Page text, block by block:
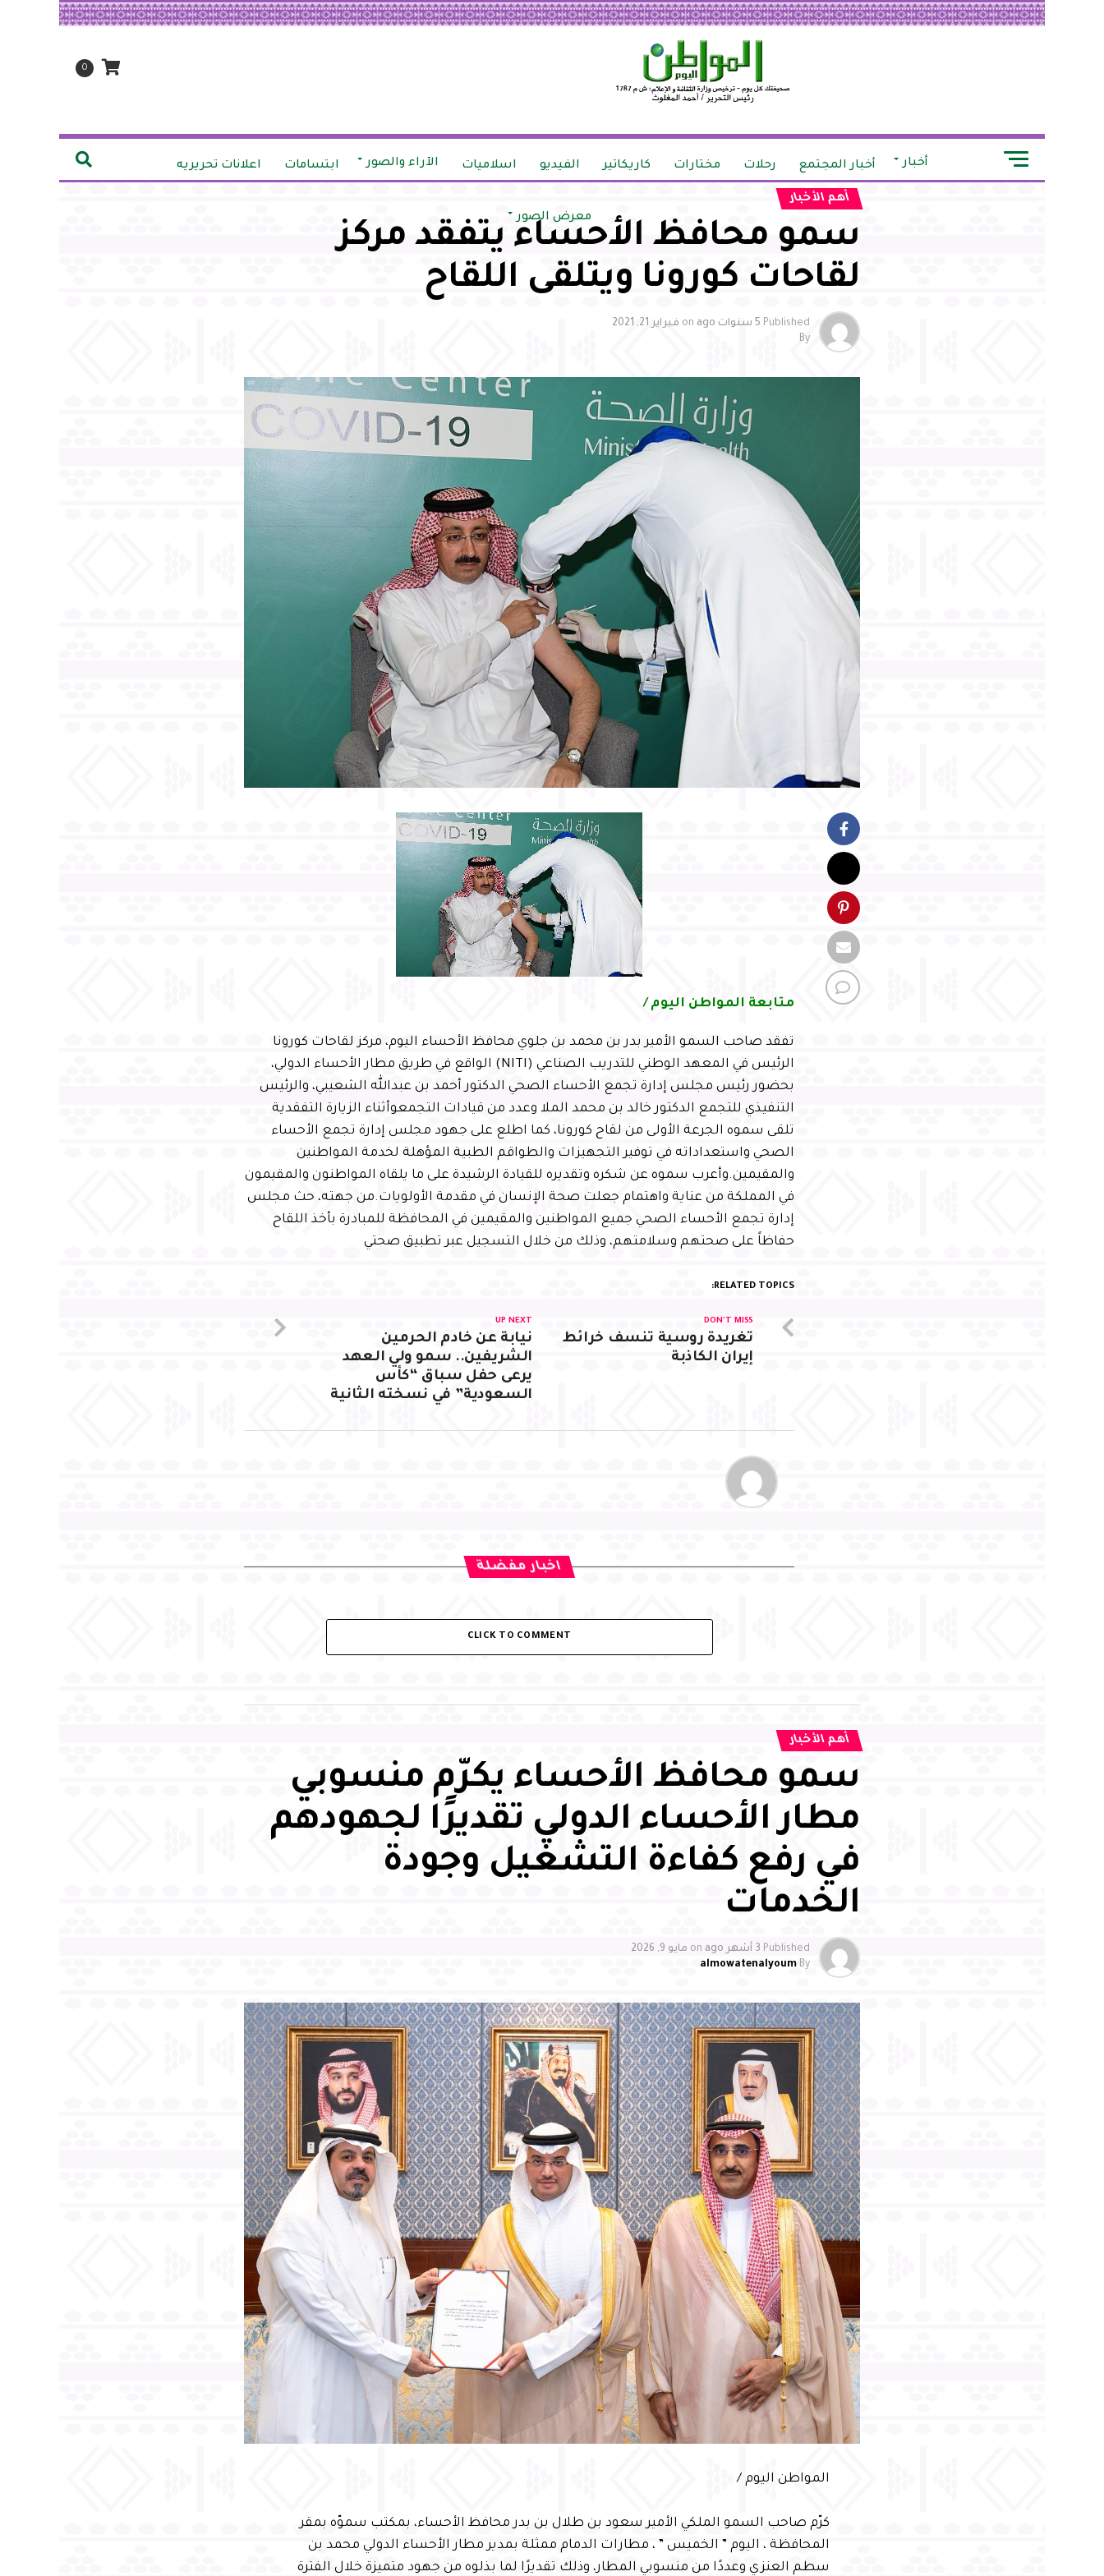
0
أخبار أخبار المجتمع رحلات مختارات كاريكاتير الفيديو اسلاميات الآراء والصور ابتسامات اعلانات تحريريه
معرض الصور
أهم الأخبار
سمو محافظ الأحساء يتفقد مركز
لقاحات كورونا ويتلقى اللقاح
Published 5 سنوات ago on فبراير 21, 2021
By
متابعة المواطن اليوم /
تفقد صاحب السمو الأمير بدر بن محمد بن جلوي محافظ الأحساء اليوم، مركز لقاحات كورونا
الرئيس في المعهد الوطني للتدريب الصناعي (NITI) الواقع في طريق مطار الأحساء الدولي،
بحضور رئيس مجلس إدارة تجمع الأحساء الصحي الدكتور أحمد بن عبدالله الشعيبي، والرئيس
التنفيذي للتجمع الدكتور خالد بن محمد الملا وعدد من قيادات التجمعوأثناء الزيارة التفقدية
تلقى سموه الجرعة الأولى من لقاح كورونا، كما اطلع على جهود مجلس إدارة تجمع الأحساء
الصحي واستعداداته في توفير التجهيزات والطواقم الطبية المؤهلة لخدمة المواطنين
والمقيمين.وأعرب سموه عن شكره وتقديره للقيادة الرشيدة على ما يلقاه المواطنون والمقيمون
في المملكة من عناية واهتمام جعلت صحة الإنسان في مقدمة الأولويات.من جهته، حث مجلس
إدارة تجمع الأحساء الصحي جميع المواطنين والمقيمين في المحافظة للمبادرة بأخذ اللقاح
حفاظاً على صحتهم وسلامتهم، وذلك من خلال التسجيل عبر تطبيق صحتي
RELATED TOPICS:
UP NEXT
نيابة عن خادم الحرمين
الشريفين.. سمو ولي العهد
يرعى حفل سباق “كأس
السعودية” في نسخته الثانية
DON'T MISS
تغريدة روسية تنسف خرائط
إيران الكاذبة
اخبار مفضلة
CLICK TO COMMENT
أهم الأخبار
سمو محافظ الأحساء يكرّم منسوبي
مطار الأحساء الدولي تقديرًا لجهودهم
في رفع كفاءة التشغيل وجودة
الخدمات
Published 3 أشهر ago on مايو 9, 2026
By
almowatenalyoum
المواطن اليوم /
كرّم صاحب السمو الملكي الأمير سعود بن طلال بن بدر محافظ الأحساء، بمكتب سموّه بمقر
المحافظة ، اليوم ” الخميس ” ، مطارات الدمام ممثلة بمدير مطار الأحساء الدولي محمد بن
سطم العنزي وعددًا من منسوبي المطار، وذلك تقديرًا لما بذلوه من جهود متميزة خلال الفترة